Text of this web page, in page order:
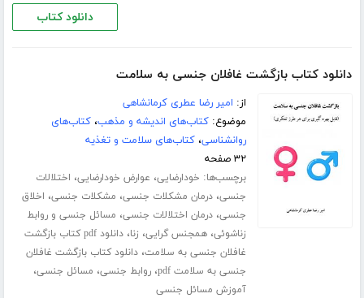
دانلود کتاب
دانلود کتاب بازگشت غافلان جنسی به سلامت
از: امیر رضا عطری کرمانشاهی
موضوع:کتاب‌های اندیشه و مذهب،کتاب‌های
روانشناسی،کتاب‌های سلامت و تغذیه
۳۲ صفحه
برچسب‌ها: خودارضایی، عوارض خودارضایی، اختلالات
جنسی،درمان مشکلات جنسی، مشکلات جنسی، اخلاق
جنسی،درمان اختلالات جنسی، مسائل جنسی و روابط
زناشوئی،همجنس گرایی، زنا،
دانلود pdf کتاب بازگشت
غافلان جنسی به سلامت،دانلود کتاب بازگشت غافلان
جنسی به سلامت pdf
،روابط جنسی، مسائل جنسی،
آموزش مسائل جنسی